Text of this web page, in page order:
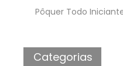
Pôquer Todo
Categorias